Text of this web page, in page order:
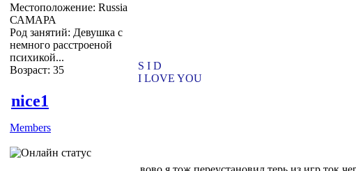
Местоположение: Russia
САМАРА
Род занятий: Девушка с
немного расстроеной
психикой...
Возраст: 35
S I D
I LOVE YOU
nice1
Members